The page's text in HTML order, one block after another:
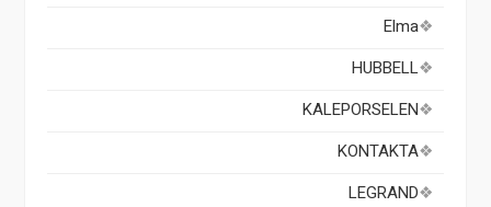
Elma
HUBBELL
KALEPORSELEN
KONTAKTA
LEGRAND